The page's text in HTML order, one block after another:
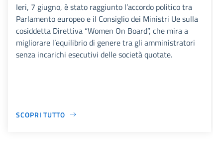
Ieri, 7 giugno, è stato raggiunto l’accordo politico tra
Parlamento europeo e il Consiglio dei Ministri Ue sulla
cosiddetta Direttiva “Women On Board”, che mira a
migliorare l’equilibrio di genere tra gli amministratori
senza incarichi esecutivi delle società quotate.
SCOPRI TUTTO